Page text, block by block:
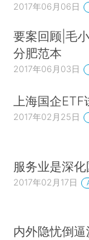
2017年06月06日
要案回顾|毛
分肥范本
2017年06月03日
上海国企ETF
2017年02月25日
服务业是深
2017年02月17日
内外隐忧倒逼